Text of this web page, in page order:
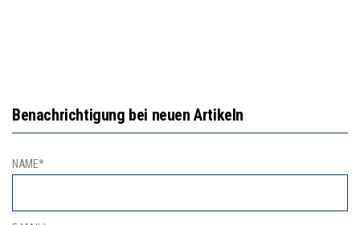
Benachrichtigung bei neuen Artikeln
NAME*